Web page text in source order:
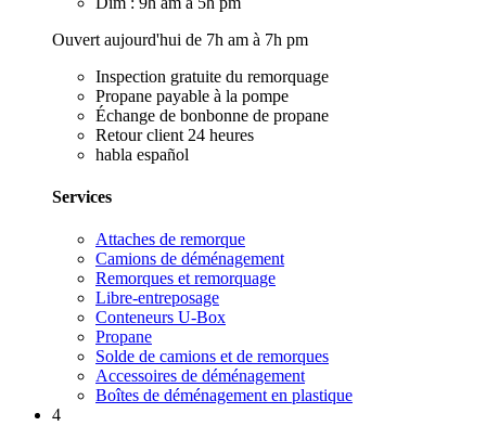
Ouvert aujourd'hui de 7h am à 7h pm
Inspection gratuite du remorquage
Propane payable à la pompe
Échange de bonbonne de propane
Retour client 24 heures
habla español
Services
Attaches de remorque
Camions de déménagement
Remorques et remorquage
Libre-entreposage
Conteneurs U-Box
Propane
Solde de camions et de remorques
Accessoires de déménagement
Boîtes de déménagement en plastique
4